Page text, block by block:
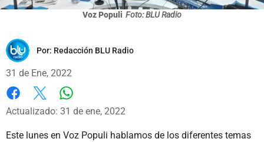
Voz Populi Foto: BLU Radio
Por: Redacción BLU Radio
31 de Ene, 2022
Facebook
X
Actualizado: 31 de ene, 2022
Este lunes en Voz Populi hablamos de los diferentes temas